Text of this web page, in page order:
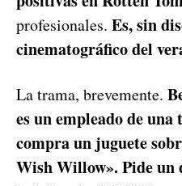
profesionales. Es, sin
cinematográfico del
La trama, brevemente.
es un empleado de
compra un juguete
Wish Willow». Pide un